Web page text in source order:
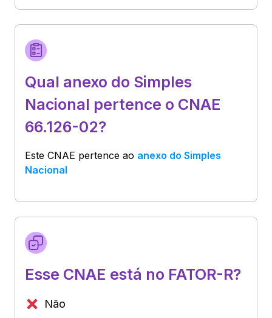
Qual anexo do Simples
Nacional pertence o CNAE
66.126-02?
Este CNAE pertence ao anexo do Simples
Nacional
Esse CNAE está no FATOR-R?
Não